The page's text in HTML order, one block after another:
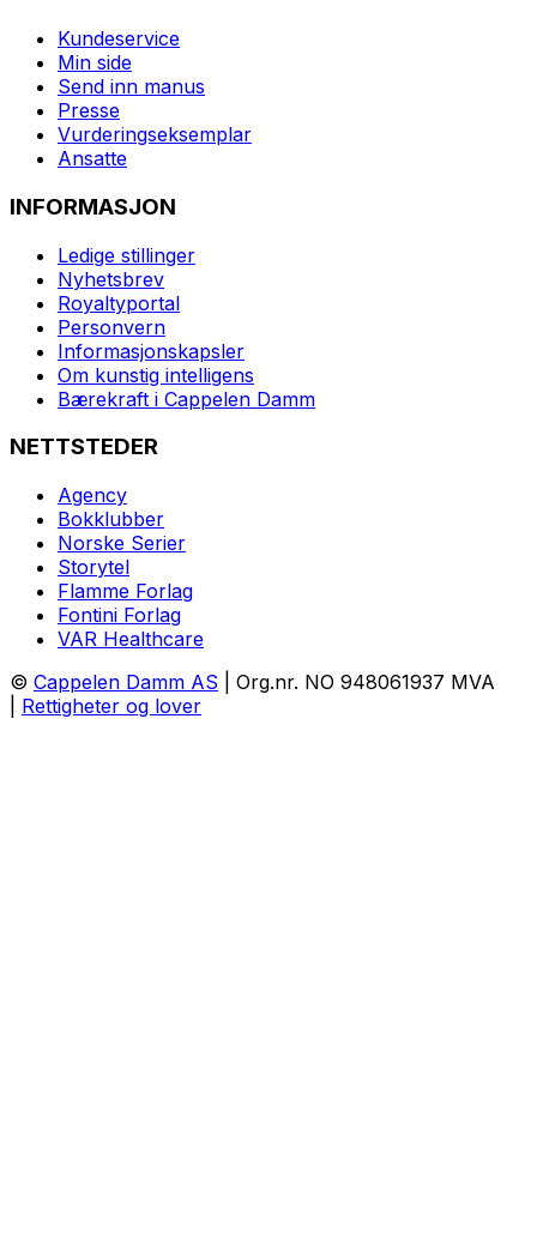
Kundeservice
Min side
Send inn manus
Presse
Vurderingseksemplar
Ansatte
INFORMASJON
Ledige stillinger
Nyhetsbrev
Royaltyportal
Personvern
Informasjonskapsler
Om kunstig intelligens
Bærekraft i Cappelen Damm
NETTSTEDER
Agency
Bokklubber
Norske Serier
Storytel
Flamme Forlag
Fontini Forlag
VAR Healthcare
© Cappelen Damm AS | Org.nr. NO 948061937 MVA
Rettigheter og lover